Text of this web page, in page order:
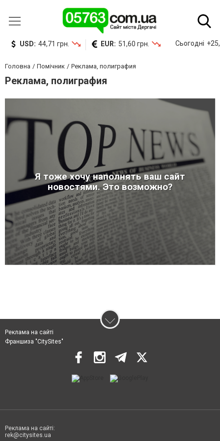
USD: 44,71 грн. EUR: 51,60 грн. Сьогодні
Головна Помічник Реклама, полиграфия
Реклама, полиграфия
Я тоже хочу наполнять ваш сайт
новостями. Это возможно?
Реклама на сайті
Франшиза "CitySites"
Реклама на сайті:
rek@citysites.ua